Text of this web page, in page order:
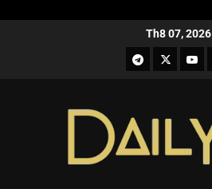
Th8 07, 2026